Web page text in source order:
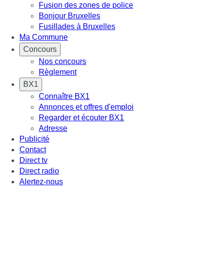
Fusion des zones de police
Bonjour Bruxelles
Fusillades à Bruxelles
Ma Commune
Concours
Nos concours
Règlement
BX1
Connaître BX1
Annonces et offres d'emploi
Regarder et écouter BX1
Adresse
Publicité
Contact
Direct tv
Direct radio
Alertez-nous